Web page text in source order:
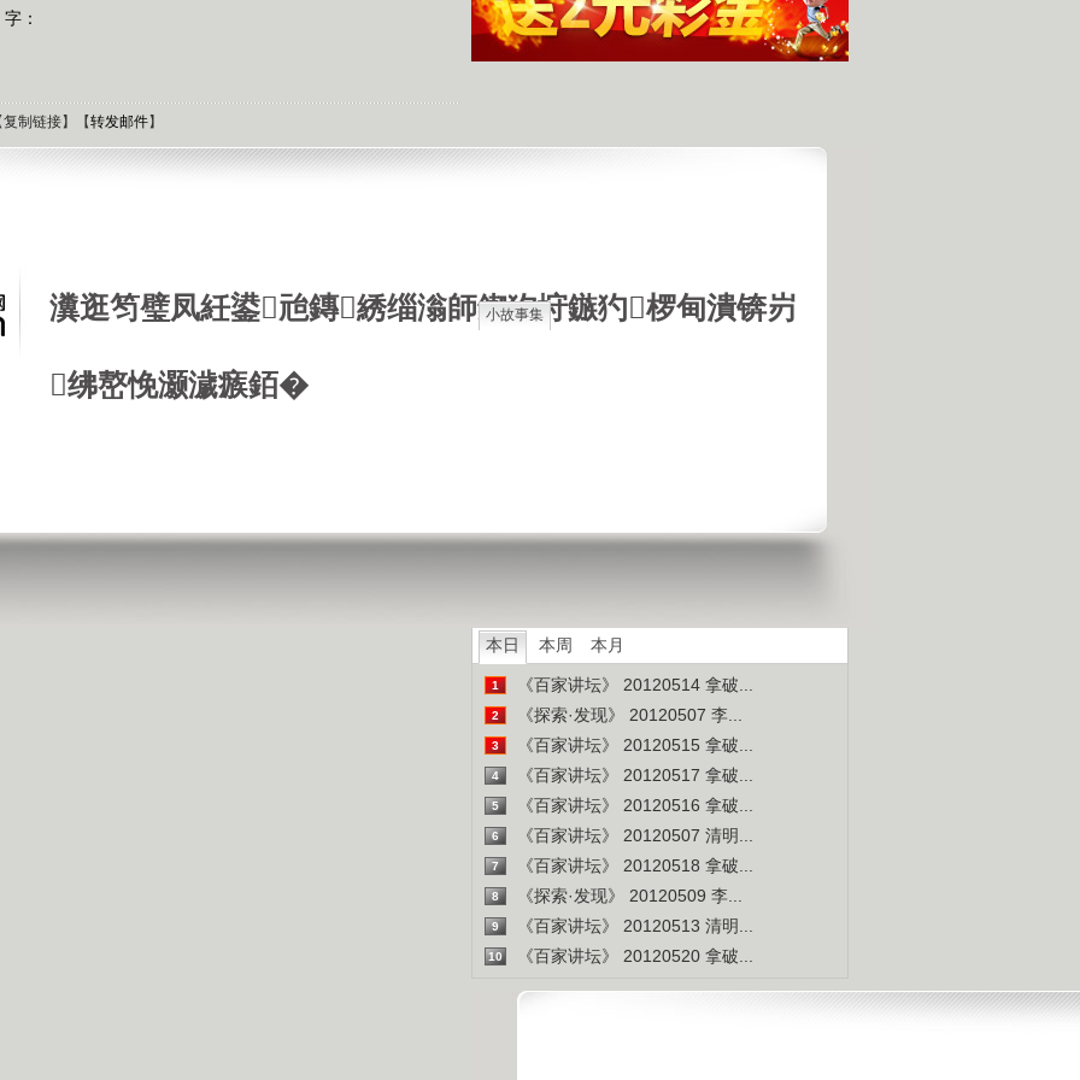
：
复制链接】【转发邮件】
瀵逛笉璧凤紝鍙兘鏄綉缁滃師鍥犳垨鏃犳椤甸潰锛岃
绋嶅悗灏濊瘯銆�
小故事集 最具潜力
本日 本周 本月
1 《百家讲坛》 20120514 拿破...
2 《探索·发现》 20120507 李...
3 《百家讲坛》 20120515 拿破...
4 《百家讲坛》 20120517 拿破...
5 《百家讲坛》 20120516 拿破...
6 《百家讲坛》 20120507 清明...
7 《百家讲坛》 20120518 拿破...
8 《探索·发现》 20120509 李...
9 《百家讲坛》 20120513 清明...
10 《百家讲坛》 20120520 拿破...